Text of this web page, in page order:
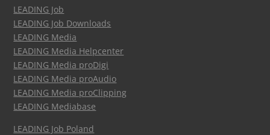
LEADING Job
LEADING Job Downloads
LEADING Media
LEADING Media Helpcenter
LEADING Media proDigi
LEADING Media proAudio
LEADING Media proClipping
LEADING Mediabase
LEADING Job Poland